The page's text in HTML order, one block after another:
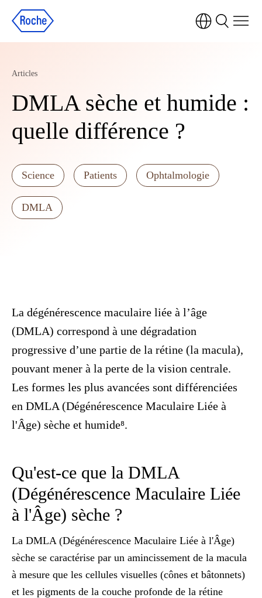
Articles
DMLA sèche et humide :
quelle différence ?
Science Patients Ophtalmologie
DMLA
La dégénérescence maculaire liée à l’âge
(DMLA) correspond à une dégradation
progressive d’une partie de la rétine (la macula),
pouvant mener à la perte de la vision centrale.
Les formes les plus avancées sont différenciées
en DMLA (Dégénérescence Maculaire Liée à
l'Âge) sèche et humide⁸.
Qu'est-ce que la DMLA
(Dégénérescence Maculaire Liée
à l'Âge) sèche ?
La DMLA (Dégénérescence Maculaire Liée à l'Âge)
sèche se caractérise par un amincissement de la macula
à mesure que les cellules visuelles (cônes et bâtonnets)
et les pigments de la couche profonde de la rétine